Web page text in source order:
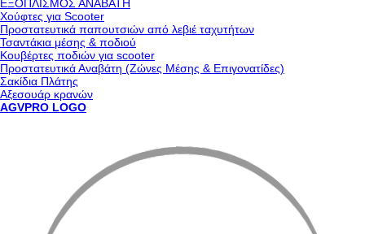
ΕΞΟΠΛΙΣΜΟΣ ΑΝΑΒΑΤΗ
Χούφτες για Scooter
Προστατευτικά παπουτσιών από λεβιέ ταχυτήτων
Τσαντάκια μέσης & ποδιού
Κουβέρτες ποδιών για scooter
Προστατευτικά Αναβάτη (Ζώνες Μέσης & Επιγονατίδες)
Σακίδια Πλάτης
Αξεσουάρ κρανών
AGVPRO LOGO